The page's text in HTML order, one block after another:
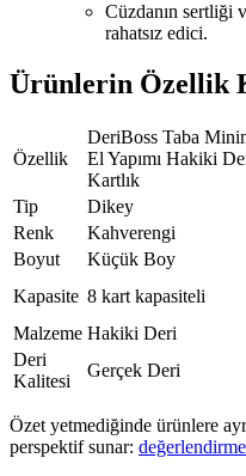
Cüzdanın sertliği
rahatsız edici.
Ürünlerin Özellik
Özellik
DeriBoss Taba
El Yapımı Hakiki
Kartlık
Tip
Dikey
Renk
Kahverengi
Boyut
Küçük Boy
Kapasite 8 kart kapasiteli
Malzeme Hakiki Deri
Deri
Kalitesi
Gerçek Deri
Özet yetmediğinde ürünlere
perspektif sunar: